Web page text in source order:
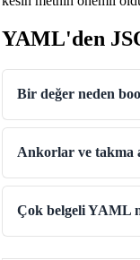
Metin Ters Çevirici
Text Case Converter
Slug'tan Başlığa
Başlıktan URL
Regex Testeri
Renk Dönüştürücü
YAML'den
Bir değer neden
Ankorlar ve takma
Çok belgeli YAML